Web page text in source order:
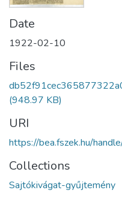
Date
1922-02-10
Files
(948.97 KB)
URI
https://bea.fszek.hu/
Collections
Sajtókivágat-gyűjtemény